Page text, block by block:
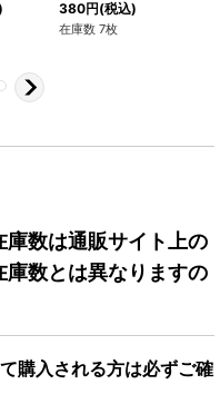
380円(税込)
在庫数 7枚
数は通販サイト上の
数とは異なりますの
購入される方は必ずご確